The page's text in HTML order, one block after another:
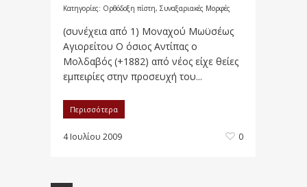
Κατηγορίες: Ορθόδοξη πίστη, Συναξαριακές Μορφές
(συνέχεια από 1) Μοναχού Μωϋσέως
Αγιορείτου Ο όσιος Αντίπας ο
Μολδαβός (+1882) από νέος είχε θείες
εμπειρίες στην προσευχή του...
Περισσότερα
4 Ιουλίου 2009 0